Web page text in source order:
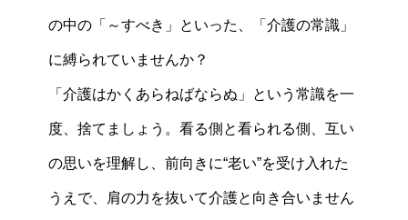
の中の「～すべき」といった、「介護の常識」
に縛られていませんか？
「介護はかくあらねばならぬ」という常識を一
度、捨てましょう。看る側と看られる側、互い
の思いを理解し、前向きに“老い”を受け入れた
うえで、肩の力を抜いて介護と向き合いません